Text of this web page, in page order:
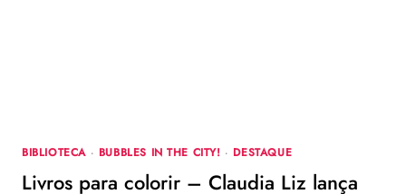
BIBLIOTECA· BUBBLES IN THE CITY! · DESTAQUE
Livros para colorir – Claudia Liz lança